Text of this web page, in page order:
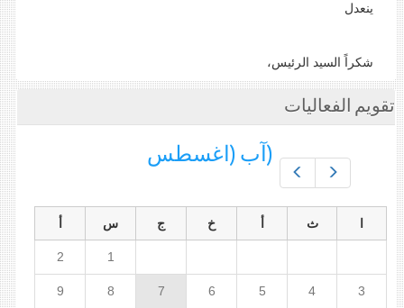
ينعدل
شكراً السيد الرئيس،
تقويم الفعاليات
(آب (اغسطس
ث خ ج س
1
2
3
4
5
6
7
8
9